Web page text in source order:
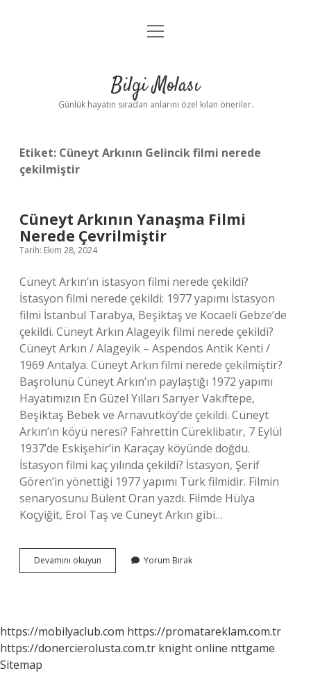
Anasayfa
Yasal Uyarı
menüyü
Bilgi Molası
Günlük hayatın sıradan anlarını özel kılan öneriler.
Etiket: Cüneyt Arkının Gelincik filmi nerede
çekilmiştir
Cüneyt Arkının Yanaşma Filmi
Nerede Çevrilmiştir
Tarih: Ekim 28, 2024
Cüneyt Arkın’ın istasyon filmi nerede çekildi?
İstasyon filmi nerede çekildi: 1977 yapımı İstasyon
filmi İstanbul Tarabya, Beşiktaş ve Kocaeli Gebze’de
çekildi. Cüneyt Arkın Alageyik filmi nerede çekildi?
Cüneyt Arkın / Alageyik – Aspendos Antik Kenti /
1969 Antalya. Cüneyt Arkın filmi nerede çekilmiştir?
Başrolünü Cüneyt Arkın’ın paylaştığı 1972 yapımı
Hayatımızın En Güzel Yılları Sarıyer Vakıftepe,
Beşiktaş Bebek ve Arnavutköy’de çekildi. Cüneyt
Arkın’ın köyü neresi? Fahrettin Cüreklibatır, 7 Eylül
1937’de Eskişehir’in Karaçay köyünde doğdu.
İstasyon filmi kaç yılında çekildi? İstasyon, Şerif
Gören’in yönettiği 1977 yapımı Türk filmidir. Filmin
senaryosunu Bülent Oran yazdı. Filmde Hülya
Koçyiğit, Erol Taş ve Cüneyt Arkın gibi…
Devamını okuyun
Arkının
Yorum Bırak
https://mobilyaclub.com https://promatareklam.com.tr
https://donercierolusta.com.tr knight online nttgame
Sitemap